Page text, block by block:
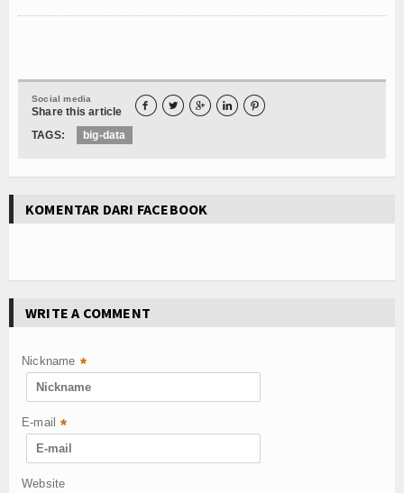
Social media
Share this article     
TAGS: big-data
KOMENTAR DARI FACEBOOK
WRITE A COMMENT
Nickname *
E-mail *
Website